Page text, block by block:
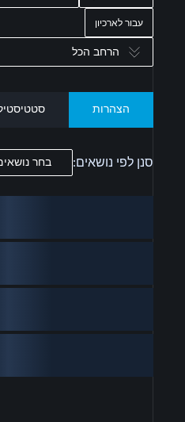
עבור לארכיון
הרחב הכל
הצהרות
סנן לפי נושאים: בחר